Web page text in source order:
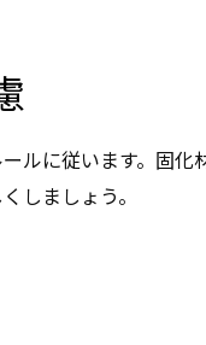
ルに従います。固化
しましょう。